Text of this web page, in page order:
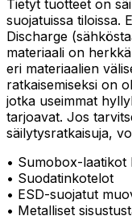
Tietyt tuotteet on
suojatuissa tiloissa.
Discharge
materiaali on
eri materiaalien
ratkaisemiseksi on
jotka useimmat
tarjoavat. Jos
säilytysratkaisuja,
• Sumobox-laatikot
• Suodatinkotelot
• ESD-suojatut
• Metalliset